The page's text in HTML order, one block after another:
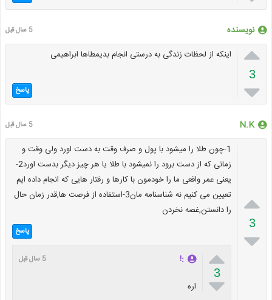
نویسنده 5 سال قبل

3

اینکه از لحظات زندگی به درستی انجام بدیمطاها ابراهیمی
پاسخ
N.K 5 سال قبل

3

1-چون طلا را میشود با پول و صرف وقت به دست اورد ولی وقت و
زمانی که از دست برود را نمیشود با طلا یا هر چیز دیگر بدست اورد2-
یعنی عمر واقعی ما را خودمون با کارها و رفتار هایی که انجام داده ایم
تعیین می کنیم نه شناسنامه مان3-استفاده از فرصت ها,قدر زمان حال
را دانستن,غصه نخردن
پاسخ

3

:! 5 سال قبل
اره